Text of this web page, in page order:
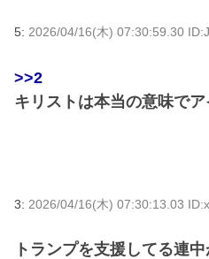
5: 2026/04/16(木) 07:30:59.30
>>2
キリストは本当の意味で
3: 2026/04/16(木) 07:30:13.03
トランプを支援してる連